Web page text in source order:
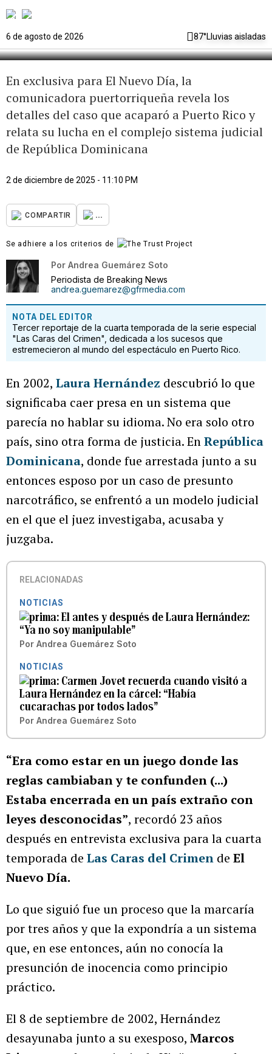
6 de agosto de 2026 87°Lluvias aisladas
que yo nunca estuve”
En exclusiva para El Nuevo Día, la
comunicadora puertorriqueña revela los
detalles del caso que acaparó a Puerto Rico y
relata su lucha en el complejo sistema judicial
de República Dominicana
2 de diciembre de 2025 - 11:10 PM
COMPARTIR ...
Se adhiere a los criterios de
Por Andrea Guemárez Soto
Periodista de Breaking News
andrea.guemarez@gfrmedia.com
NOTA DEL EDITOR
Tercer reportaje de la cuarta temporada de la serie especial
"Las Caras del Crimen", dedicada a los sucesos que
estremecieron al mundo del espectáculo en Puerto Rico.
En 2002, Laura Hernández descubrió lo que
significaba caer presa en un sistema que
parecía no hablar su idioma. No era solo otro
país, sino otra forma de justicia. EnRepública
Dominicana, donde fue arrestada junto a su
entonces esposo por un caso de presunto
narcotráfico, se enfrentó a un modelo judicial
en el que el juez investigaba, acusaba y
juzgaba.
RELACIONADAS
NOTICIAS
El antes y después de Laura Hernández:
“Ya no soy manipulable”
Por Andrea Guemárez Soto
NOTICIAS
Carmen Jovet recuerda cuando visitó a
Laura Hernández en la cárcel: “Había
cucarachas por todos lados”
Por Andrea Guemárez Soto
“Era como estar en un juego donde las
reglas cambiaban y te confunden (...)
Estaba encerrada en un país extraño con
leyes desconocidas”, recordó 23 años
después en entrevista exclusiva para la cuarta
temporada de Las Caras del Crimen de El
Nuevo Día.
Lo que siguió fue un proceso que la marcaría
por tres años y que la expondría a un sistema
que, en ese entonces, aún no conocía la
presunción de inocencia como principio
práctico.
El 8 de septiembre de 2002, Hernández
desayunaba junto a su exesposo, Marcos